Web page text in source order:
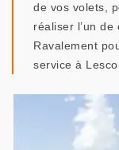
de vos volets,
réaliser l’un
Ravalement
service à